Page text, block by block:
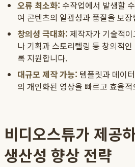
오류 최소화: 수작업에서 발생할
여 콘텐츠의 일관성과 품질을 보
창의성 극대화: 제작자가 기술적
나 기획과 스토리텔링 등 창의적
록 지원합니다.
대규모 제작 가능: 템플릿과 데이
의 개인화된 영상을 빠르고 효율
비디오스튜가 제공
생산성 향상 전략